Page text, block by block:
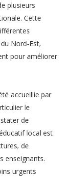
plusieurs
Cette
Nord-Est,
pour améliorer
accueillie par
le
de
local est
de
enseignants.
urgents